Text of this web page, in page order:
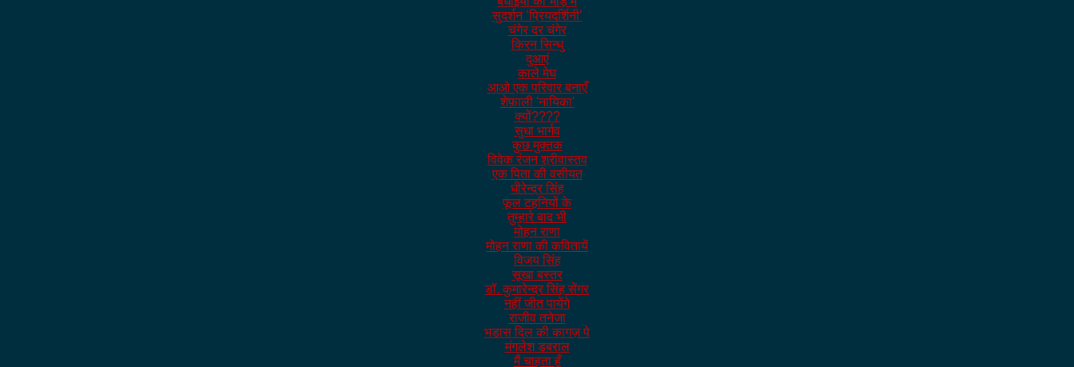
सुदर्शन ’प्रियदर्शिनी’
चंगेर दर चंगेर
किरन सिन्धु
दुआएं
काले मेघ
आओ एक परिवार बनाएँ
शेफ़ाली 'नायिका'
क्यों????
सुधा भार्गव
कुछ मुक्तक
विवेक रंजन श्रीवास्तव
एक पिता की वसीयत
धीरेन्द्र सिंह
फूल टहनियों के
तुम्हारे बाद भी
मोहन राणा
मोहन राणा की कवितायें
विजय सिंह
सूखा बस्तर
डॉ. कुमारेन्द्र सिंह सेंगर
नहीं जीत पायेंगे
राजीव तनेजा
भडास दिल की कागज़ पे
मंगलेश डबराल
मैं चाहता हूँ